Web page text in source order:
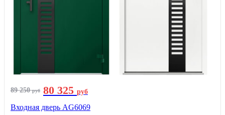
89 250руб 80 325 руб
Входная дверь AG6069